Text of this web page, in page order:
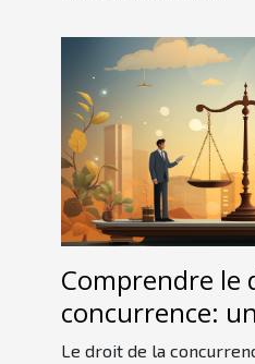
Comprendre le
concurrence:
les débutants
Le droit de la